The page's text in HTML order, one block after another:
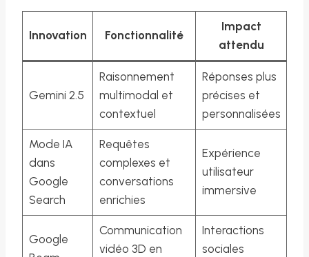
Innovation Fonctionnalité
Impact
attendu
Gemini 2.5
Raisonnement
multimodal et
contextuel
Réponses plus
précises et
personnalisées
Mode IA
dans
Google
Search
Requêtes
complexes et
conversations
enrichies
Expérience
utilisateur
immersive
Google
Communication
vidéo 3D en
Interactions
sociales